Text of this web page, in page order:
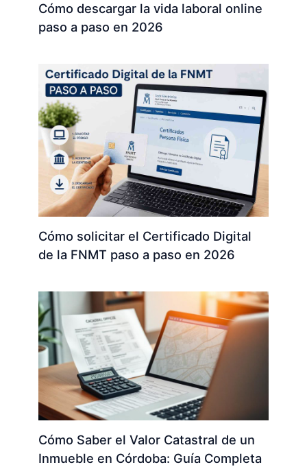
Cómo descargar la vida laboral online
paso a paso en 2026
Cómo solicitar el Certificado Digital
de la FNMT paso a paso en 2026
Cómo Saber el Valor Catastral de un
Inmueble en Córdoba: Guía Completa